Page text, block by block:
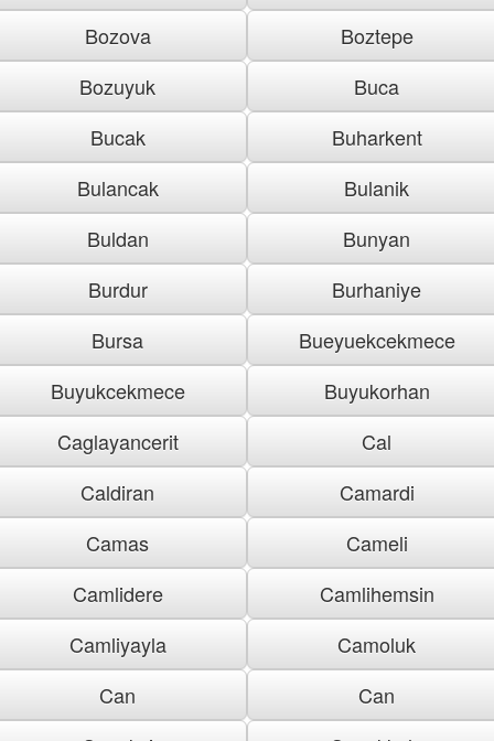
Bozova
Boztepe
Bozuyuk
Buca
Bucak
Buharkent
Bulancak
Bulanik
Buldan
Bunyan
Burdur
Burhaniye
Bursa
Bueyuekcekmece
Buyukcekmece
Buyukorhan
Caglayancerit
Cal
Caldiran
Camardi
Camas
Cameli
Camlidere
Camlihemsin
Camliyayla
Camoluk
Can
Can